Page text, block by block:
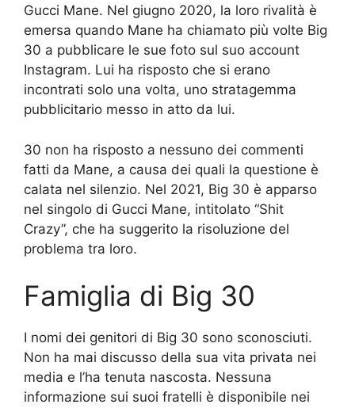
Gucci Mane. Nel giugno 2020, la loro rivalità è
emersa quando Mane ha chiamato più volte Big
30 a pubblicare le sue foto sul suo account
Instagram. Lui ha risposto che si erano
incontrati solo una volta, uno stratagemma
pubblicitario messo in atto da lui.
30 non ha risposto a nessuno dei commenti
fatti da Mane, a causa dei quali la questione è
calata nel silenzio. Nel 2021, Big 30 è apparso
nel singolo di Gucci Mane, intitolato “Shit
Crazy”, che ha suggerito la risoluzione del
problema tra loro.
Famiglia di Big 30
I nomi dei genitori di Big 30 sono sconosciuti.
Non ha mai discusso della sua vita privata nei
media e l’ha tenuta nascosta. Nessuna
informazione sui suoi fratelli è disponibile nei